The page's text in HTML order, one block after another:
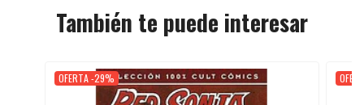
También te puede interesar
OFERTA -29%